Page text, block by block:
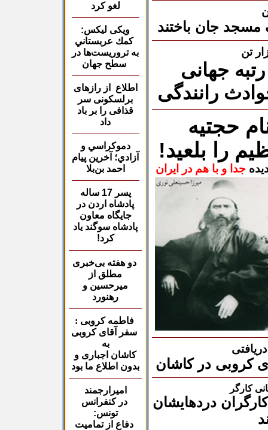
لغو کرد
ویکی لیکس:
كمك عربستاني
به تروريست‌ها در
سطح جهان
اطلاع از رازهای
برلسکونی سر
قذافی را بر باد
داد
دموكراسي و
آزادي؛ آخرين پيام
احمد بن‌بلا
پسر 17 ساله
پادشاه اردن در
جايگاه معاون
پادشاه سوگند ياد
كرد!
دو هفته بی‌خبری
مطلق از
میرحسین و
رهنورد
فاطمه کروبی :
سفر آقای کروبی
به
کاشان اجباری و
بدون اطلاع ما بود
امیرارجمند
در کنفرانس
تونس:
دفاع از تمامیت
رتبه جهانی
رانندگی
حجتیه
را بلعید!
جدا و با هم در ایران
کروبی در کاشان
کارگر
دردهایشان